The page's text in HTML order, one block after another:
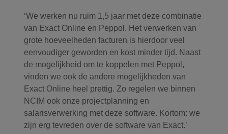
‘We werken nu ruim 1,5 jaar met deze combinatie
van Exact Online en Peppol. Het verwerken van
grote hoeveelheden facturen is hierdoor veel
eenvoudiger geworden en kost minder tijd. Naast
de mogelijkheid om te koppelen met Peppol,
vinden we ook de andere mogelijkheden van
Exact Online heel prettig. Zo regelen we binnen
NCIM ook onze projectplanning en
salarisverwerking met deze software. Kortom: we
zijn erg tevreden over de software van Exact.’